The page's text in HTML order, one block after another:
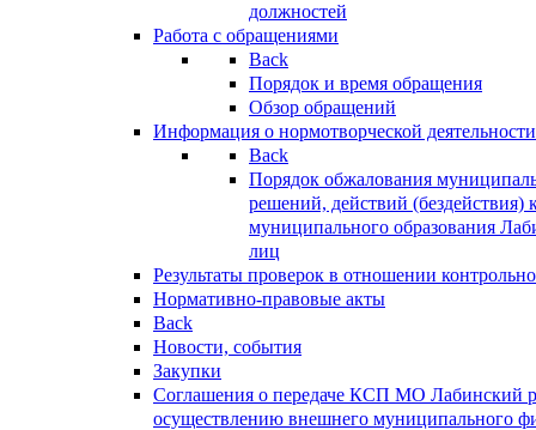
должностей
Работа с обращениями
Back
Порядок и время обращения
Обзор обращений
Информация о нормотворческой деятельности
Back
Порядок обжалования
решений, действий (бездействия)
муниципального образования
лиц
Результаты проверок в отношении
Нормативно-правовые акты
Back
Новости, события
Закупки
Соглашения о передаче КСП МО Лабинский
осуществлению внешнего муниципального